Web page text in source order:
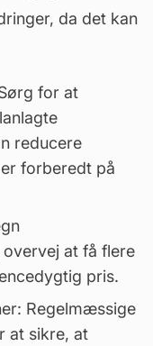
da det kan
for at
reducere
forberedt på
at få flere
pris.
Regelmæssige
at sikre, at